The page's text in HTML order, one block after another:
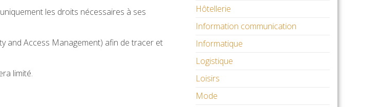
les droits nécessaires à ses
and Access Management) afin de tracer et
limité.
Hôtellerie
Information communication
Informatique
Logistique
Loisirs
Mode